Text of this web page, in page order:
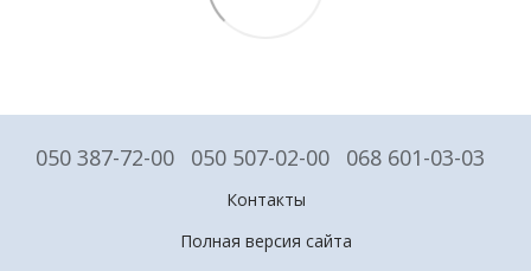
050 387-72-00 050 507-02-00 068 601-03-03
Контакты
Полная версия сайта